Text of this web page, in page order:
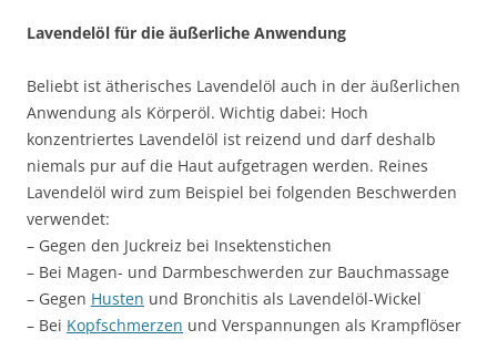
Lavendelöl für die äußerliche Anwendung
Beliebt ist ätherisches Lavendelöl auch in der äußerlichen
Anwendung als Körperöl. Wichtig dabei: Hoch
konzentriertes Lavendelöl ist reizend und darf deshalb
niemals pur auf die Haut aufgetragen werden. Reines
Lavendelöl wird zum Beispiel bei folgenden Beschwerden
verwendet:
– Gegen den Juckreiz bei Insektenstichen
– Bei Magen- und Darmbeschwerden zur Bauchmassage
– Gegen Husten und Bronchitis als Lavendelöl-Wickel
– Bei Kopfschmerzen und Verspannungen als Krampflöser